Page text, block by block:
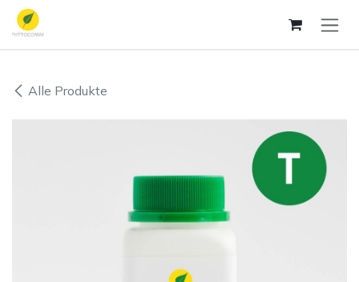
Zum Inhalt springen
Alle Produkte